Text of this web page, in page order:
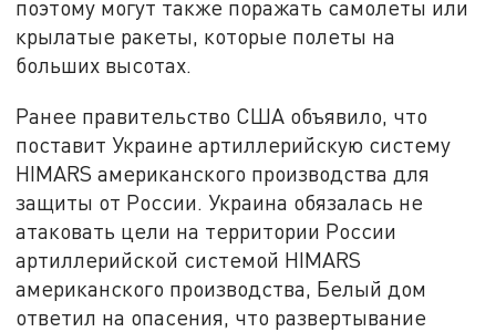
поэтому могут также поражать самолеты или
крылатые ракеты, которые полеты на
больших высотах.
Ранее правительство США объявило, что
поставит Украине артиллерийскую систему
HIMARS американского производства для
защиты от России. Украина обязалась не
атаковать цели на территории России
артиллерийской системой HIMARS
американского производства, Белый дом
ответил на опасения, что развертывание